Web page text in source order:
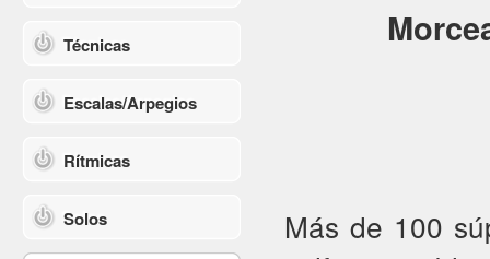
Técnicas
Escalas/Arpegios
Rítmicas
Solos
Más de 100